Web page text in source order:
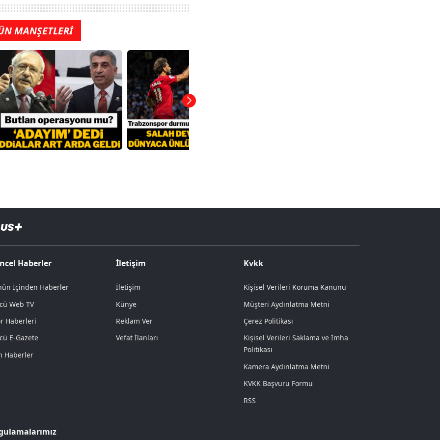
MANŞETLERİ
Haberler
İçinden Haberler
Web TV
Haberleri
E-Gazete
Haberler
İletişim
İletişim
Künye
Reklam Ver
Vefat İlanları
Kvkk
Kişisel Verileri Koruma Kanunu
Müşteri Aydınlatma Metni
Çerez Politikası
Kişisel Verileri Saklama ve İmha
Politikası
Kamera Aydınlatma Metni
KVKK Başvuru Formu
RSS